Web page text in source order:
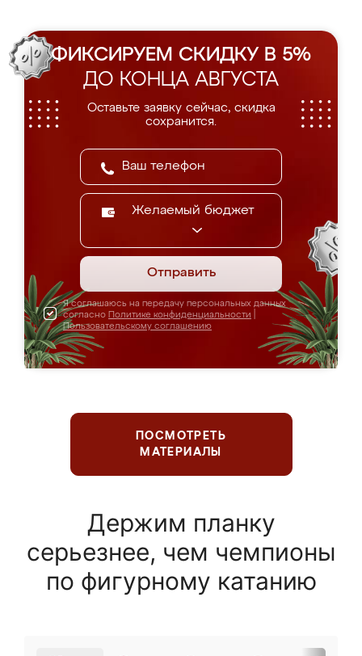
ФИКСИРУЕМ СКИДКУ В 5%
ДО КОНЦА АВГУСТА
Оставьте заявку сейчас, скидка
сохранится.
Желаемый бюджет
Отправить
Я соглашаюсь на передачу персональных данных
согласно Политике конфиденциальности
Пользовательскому соглашению
ПОСМОТРЕТЬ
МАТЕРИАЛЫ
Держим планку
серьезнее, чем чемпионы
по фигурному катанию